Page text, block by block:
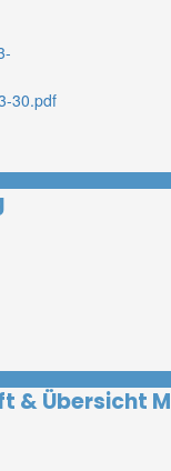
& Übersicht
30.pdf